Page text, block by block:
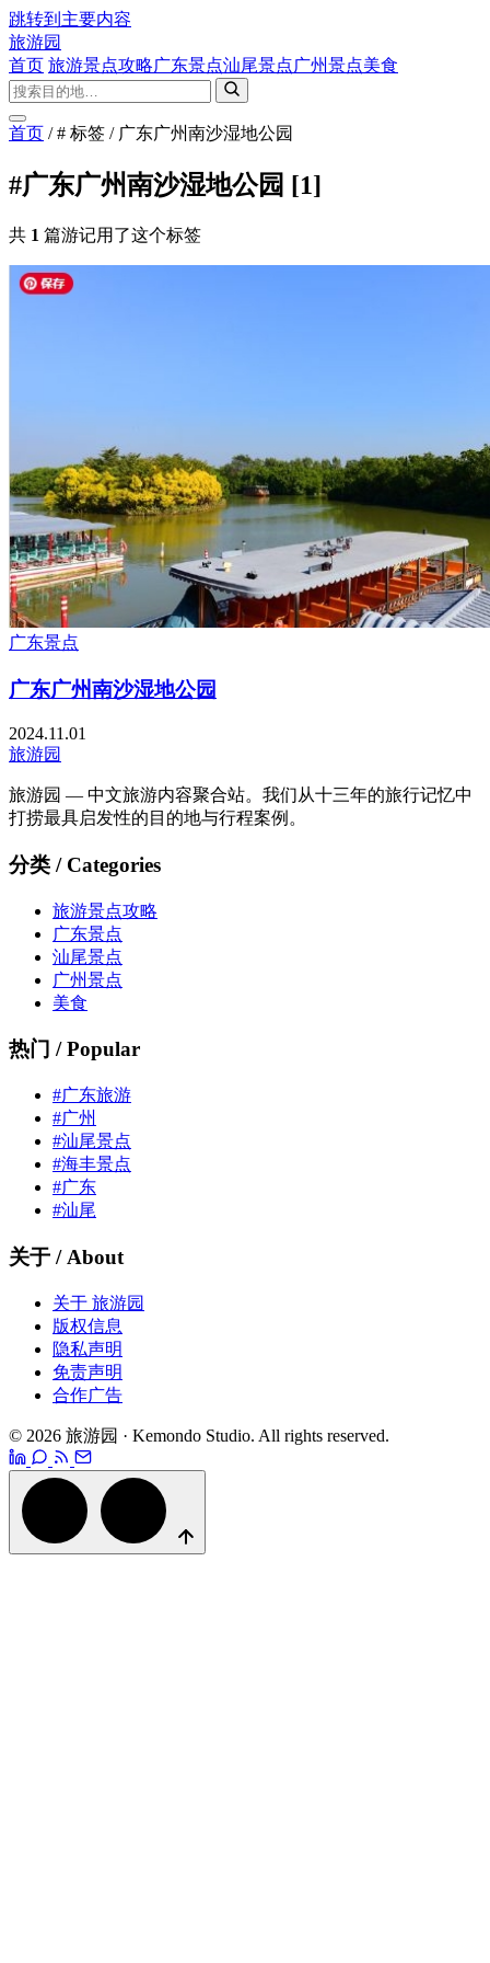
跳转到主要内容
旅游园
首页 旅游景点攻略广东景点汕尾景点广州景点美食
首页 / # 标签 / 广东广州南沙湿地公园
#广东广州南沙湿地公园 [1]
共 1 篇游记用了这个标签
广东景点
广东广州南沙湿地公园
2024.11.01
旅游园
旅游园 — 中文旅游内容聚合站。我们从十三年的旅行记忆中
打捞最具启发性的目的地与行程案例。
分类 / Categories
旅游景点攻略
广东景点
汕尾景点
广州景点
美食
热门 / Popular
#广东旅游
#广州
#汕尾景点
#海丰景点
#广东
#汕尾
关于 / About
关于 旅游园
版权信息
隐私声明
免责声明
合作广告
© 2026 旅游园 · Kemondo Studio. All rights reserved.